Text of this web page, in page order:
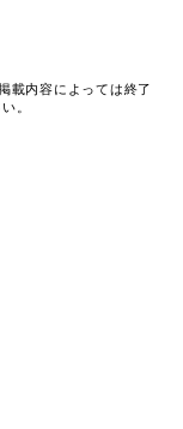
載内容によっては終了
。